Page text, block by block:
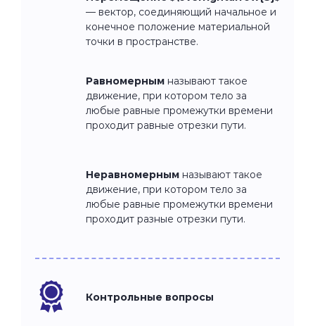
— вектор, соединяющий начальное и
конечное положение материальной
точки в пространстве.
Равномерным называют такое
движение, при котором тело за
любые равные промежутки времени
проходит равные отрезки пути.
Неравномерным называют такое
движение, при котором тело за
любые равные промежутки времени
проходит разные отрезки пути.
Контрольные вопросы